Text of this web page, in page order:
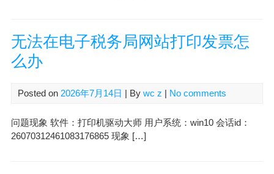
无法在电子税务局网站打印发票怎
么办
Posted on 2026年7月14日 | By wc z No comments
问题现象 软件：打印机驱动大师 用户系统：win10 会话id：
26070312461083176865 现象 […]